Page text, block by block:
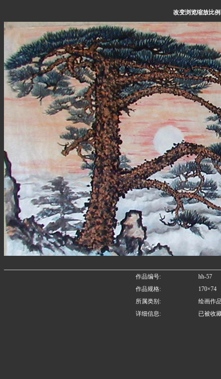
改变浏览缩放比
作品编号:
hh-57
作品规格:
170×74
所属类别:
绘画作
详细信息:
已被收